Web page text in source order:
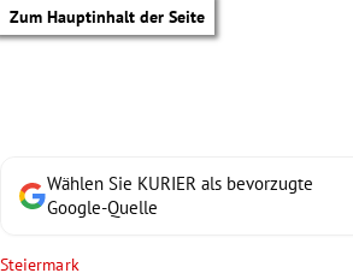
Zum Hauptinhalt der Seite
Wählen Sie KURIER als bevorzugte
Google-Quelle
Steiermark